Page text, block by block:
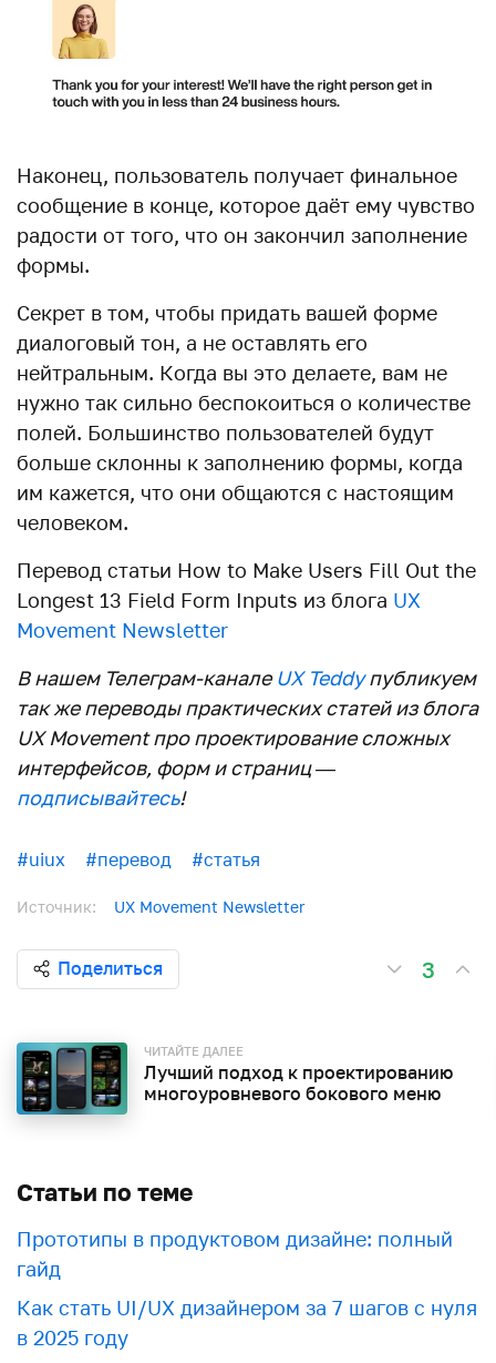
Наконец, пользователь получает финальное
сообщение в конце, которое даёт ему чувство
радости от того, что он закончил заполнение
формы.
Секрет в том, чтобы придать вашей форме
диалоговый тон, а не оставлять его
нейтральным. Когда вы это делаете, вам не
нужно так сильно беспокоиться о количестве
полей. Большинство пользователей будут
больше склонны к заполнению формы, когда
им кажется, что они общаются с настоящим
человеком.
Перевод статьи How to Make Users Fill Out the
Longest 13 Field Form Inputs из блога UX
Movement Newsletter
В нашем Телеграм-каналеUX Teddyпубликуем
так же переводы практических статей из блога
UX Movement про проектирование сложных
интерфейсов, форм и страниц —
подписывайтесь!
#uiux #перевод #статья
Источник: UX Movement Newsletter
Поделиться 3
ЧИТАЙТЕ ДАЛЕЕ
Лучший подход к проектированию
многоуровневого бокового меню
Статьи по теме
Прототипы в продуктовом дизайне: полный
гайд
Как стать UI/UX дизайнером за 7 шагов с нуля
в 2025 году